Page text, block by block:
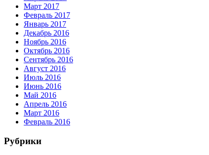
Март 2017
Февраль 2017
Январь 2017
Декабрь 2016
Ноябрь 2016
Октябрь 2016
Сентябрь 2016
Август 2016
Июль 2016
Июнь 2016
Май 2016
Апрель 2016
Март 2016
Февраль 2016
Рубрики